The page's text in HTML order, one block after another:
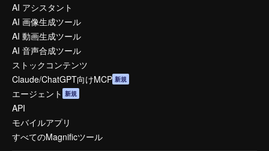
AI アシスタント
AI 画像生成ツール
AI 動画生成ツール
AI 音声合成ツール
ストックコンテンツ
Claude/ChatGPT向けMCP 新規
エージェント 新規
API
モバイルアプリ
すべてのMagnificツール